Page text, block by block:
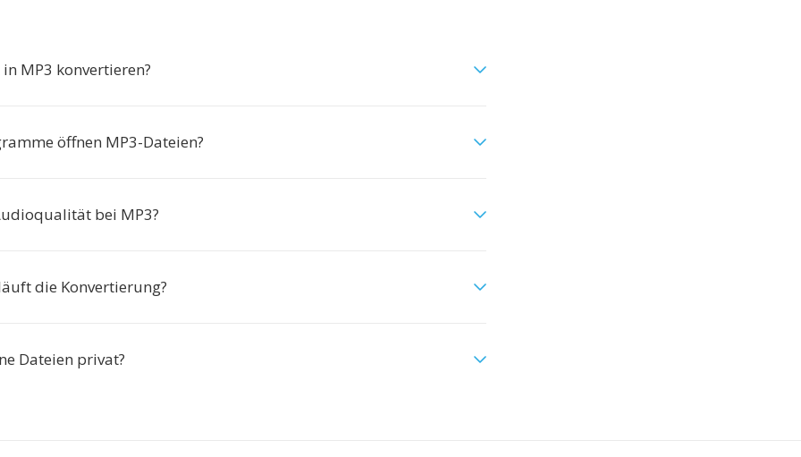
MP3 konvertieren?
öffnen MP3-Dateien?
bei MP3?
die Konvertierung?
Dateien privat?